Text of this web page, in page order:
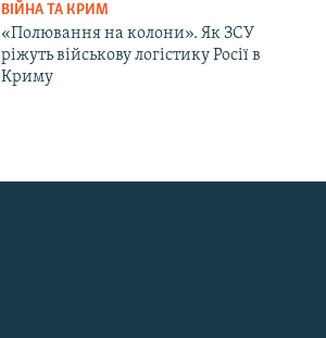
ВІЙНА ТА КРИМ
«Полювання на колони». Як ЗСУ
ріжуть військову логістику Росії в
Криму